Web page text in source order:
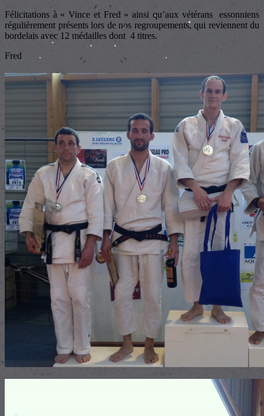
Félicitations à « Vince et Fred » ainsi qu’aux vétérans essonniens
régulièrement présents lors de nos regroupements, qui reviennent du
bordelais avec 12 médailles dont 4 titres.
Fred